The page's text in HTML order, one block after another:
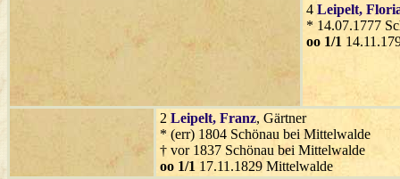
4 Leipelt,
* 14.07.1777
oo 1/1
2 Leipelt, Franz, Gärtner
* (err) 1804 Schönau bei Mittelwalde
† vor 1837 Schönau bei Mittelwalde
oo 1/1 17.11.1829 Mittelwalde